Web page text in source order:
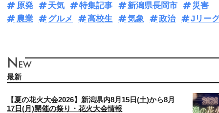
原発
天気 特集記事 新潟県長岡市
災害
農業
グルメ 高校生 気象 政治 Jリー
最新
【夏の花火大会2026】新潟県内8月15日(土)から8月
17日(月)開催の祭り・花火大会情報